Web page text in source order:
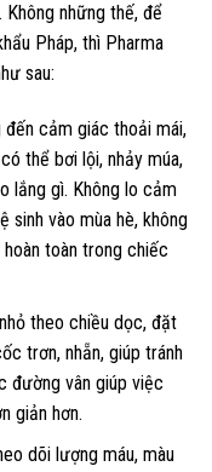
Không những thế, để
Pháp, thì Pharma
sau:
cảm giác thoải mái,
thể bơi lội, nhảy múa,
lắng gì. Không lo cảm
sinh vào mùa hè, không
toàn trong chiếc
theo chiều dọc, đặt
trơn, nhẵn, giúp tránh
đường vân giúp việc
giản hơn.
dõi lượng máu, màu